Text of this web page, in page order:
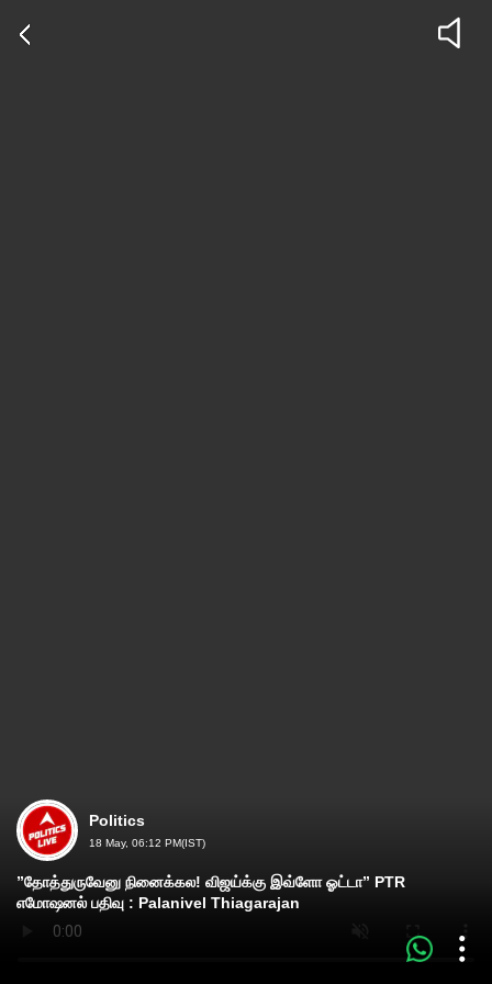
Politics
18 May, 06:12 PM(IST)
”தோத்துருவேனு நினைக்கல! விஜய்க்கு இவ்ளோ ஓட்டா” PTR
எமோஷனல் பதிவு : Palanivel Thiagarajan